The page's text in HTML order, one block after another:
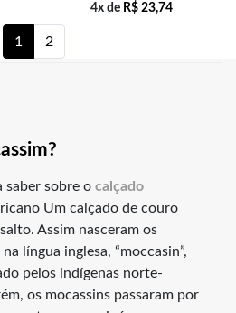
4x de R$23,74
1 2
saber sobre o calçado
Um calçado de couro
Assim nasceram os
língua inglesa, “moccasin”,
pelos indígenas norte-
os mocassins passaram por